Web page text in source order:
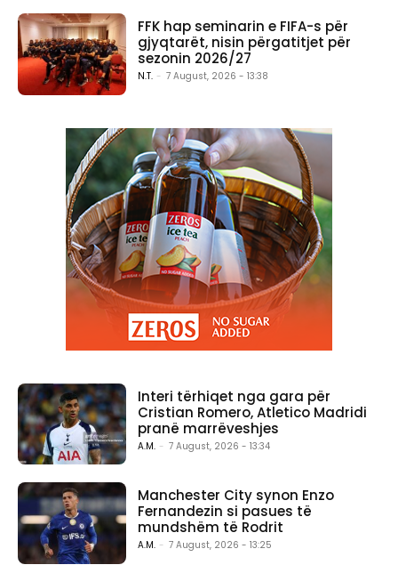
FFK hap seminarin e FIFA-s për
gjyqtarët, nisin përgatitjet për
sezonin 2026/27
N.T. - 7 August, 2026 - 13:38
Interi tërhiqet nga gara për
Cristian Romero, Atletico Madridi
pranë marrëveshjes
A.M. - 7 August, 2026 - 13:34
Manchester City synon Enzo
Fernandezin si pasues të
mundshëm të Rodrit
A.M. - 7 August, 2026 - 13:25